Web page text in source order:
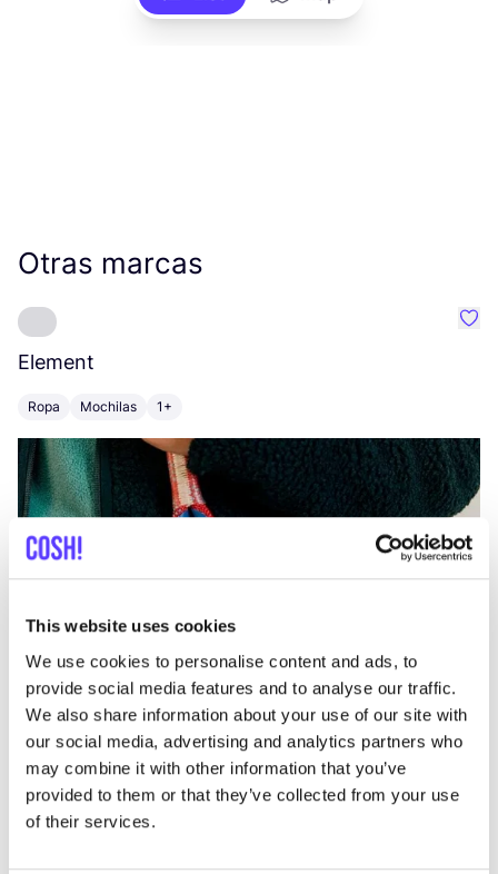
This website uses cookies
We use cookies to personalise content and ads, to
provide social media features and to analyse our traffic.
We also share information about your use of our site with
our social media, advertising and analytics partners who
may combine it with other information that you’ve
provided to them or that they’ve collected from your use
of their services.
Otras marcas
Element
Ropa Mochilas 1+